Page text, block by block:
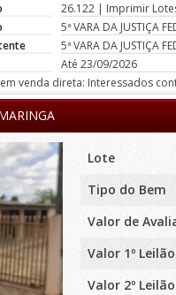
26.122 | Imprimir
5ª VARA DA JUSTIÇA
5ª VARA DA JUSTIÇA
Até 23/09/2026
venda direta: Interessados
Lote
Tipo do Bem
Valor de
Valor 1º Leilão
Valor 2º Leilão